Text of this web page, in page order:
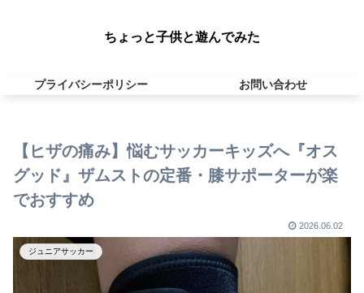
ちょっと子供と遊んでみた
プライバシーポリシー お問い合わせ
【ヒザの痛み】悩むサッカーキッズへ『オス
グッド』ザムストの定番・膝サポーターが楽
でおすすめ
2026.06.02
ジュニアサッカー